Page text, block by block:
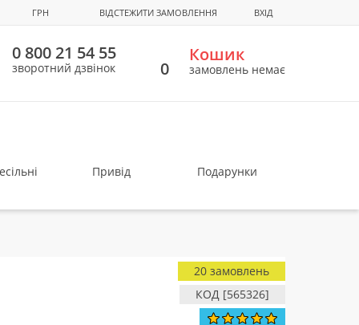
ГРН ВІДСТЕЖИТИ ЗАМОВЛЕННЯ ВХІД
0 800 21 54 55
зворотний дзвінок 0
Кошик
замовлень немає
Привід Подарунки
КОД [565326]
20 замовлень